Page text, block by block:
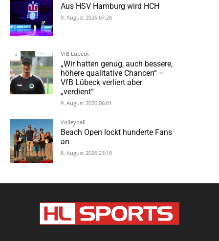
Aus HSV Hamburg wird HCH
9. August 2026 07:28
VfB Lübeck
„Wir hatten genug, auch bessere,
höhere qualitative Chancen“ –
VfB Lübeck verliert aber
„verdient“
9. August 2026 06:01
Volleyball
Beach Open lockt hunderte Fans
an
8. August 2026 23:10